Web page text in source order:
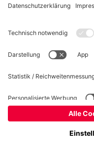
Impressum Datenschutz